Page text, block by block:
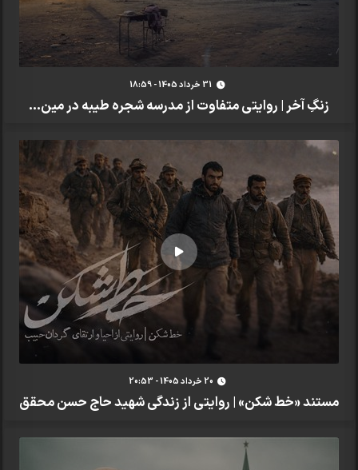
31 خرداد 1405 - 18:59
زنگِ آخر | روایتی متفاوت از مدرسه شجره طیبه در مین...
20 خرداد 1405 - 20:53
مستند «خط شکن» | روایتی از زندگی شهید حاج حسن محقق